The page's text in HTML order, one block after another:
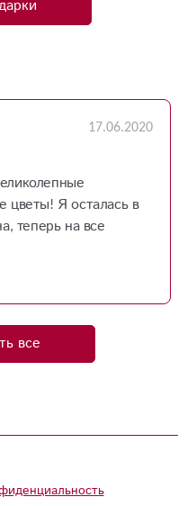
17.06.2020
цветы! Я осталась в
теперь на все
все